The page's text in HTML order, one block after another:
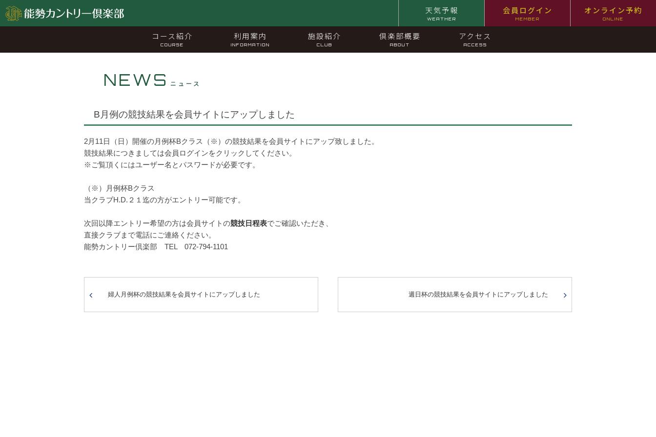
天気予報
WEATHER
会員ログイン
MEMBER
オンライン予約
ONLINE
コース紹介
COURSE
利用案内
INFORMATION
施設紹介
CLUB
倶楽部概要
ABOUT
アクセス
ACCESS
NEWS ニュース
B月例の競技結果を会員サイトにアップしました
2月11日（日）開催の月例杯Bクラス（※）の競技結果を会員サイトにアップ致しました。
競技結果につきましては会員ログインをクリックしてください。
※ご覧頂くにはユーザー名とパスワードが必要です。
（※）月例杯Bクラス
当クラブH.D.２１迄の方がエントリー可能です。
次回以降エントリー希望の方は会員サイトの競技日程表でご確認いただき、
直接クラブまで電話にご連絡ください。
能勢カントリー倶楽部 TEL 072-794-1101
婦人月例杯の競技結果を会員サイトにアップしました 週日杯の競技結果を会員サイトにアップしました